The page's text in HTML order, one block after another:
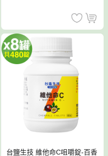
台鹽生技 維他命C咀嚼錠-百香